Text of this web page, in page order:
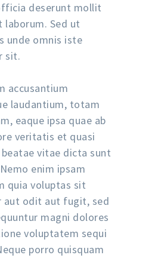
deserunt mollit
laborum. Sed ut
unde omnis iste
sit.
accusantium
laudantium, totam
eaque ipsa quae ab
veritatis et quasi
vitae dicta sunt
enim ipsam
quia voluptas sit
aut odit aut fugit, sed
magni dolores
voluptatem sequi
porro quisquam